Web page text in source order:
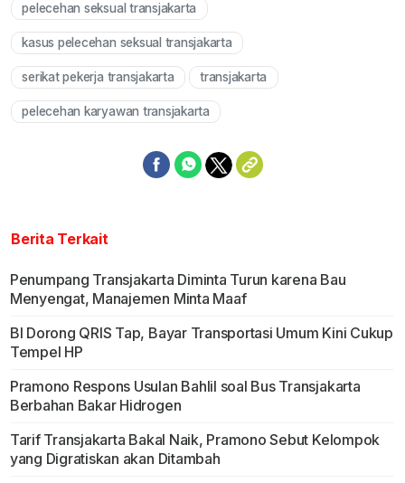
pelecehan seksual transjakarta
kasus pelecehan seksual transjakarta
serikat pekerja transjakarta transjakarta
pelecehan karyawan transjakarta
Berita Terkait
Penumpang Transjakarta Diminta Turun karena Bau
Menyengat, Manajemen Minta Maaf
BI Dorong QRIS Tap, Bayar Transportasi Umum Kini Cukup
Tempel HP
Pramono Respons Usulan Bahlil soal Bus Transjakarta
Berbahan Bakar Hidrogen
Tarif Transjakarta Bakal Naik, Pramono Sebut Kelompok
yang Digratiskan akan Ditambah